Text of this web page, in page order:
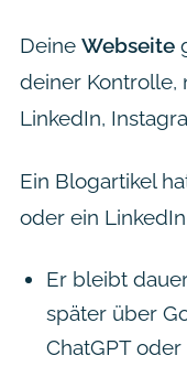
Deine Webseite
deiner Kontrolle,
LinkedIn,
Ein Blogartikel
oder ein
Er bleibt
später über
ChatGPT